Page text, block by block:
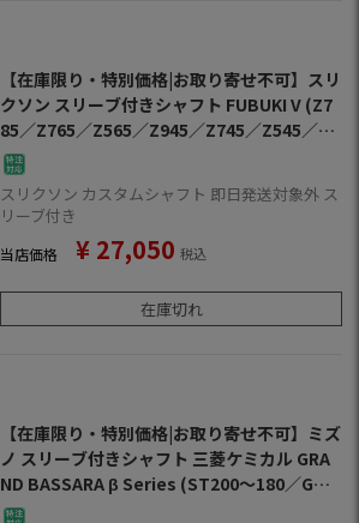
【在庫限り・特別価格|お取り寄せ不可】スリ
クソン スリーブ付きシャフト FUBUKI V (Z7
85／Z765／Z565／Z945／Z745／Z545／Z9
25／Z725／Z525／ZF45)
スリクソン カスタムシャフト 即日発送対象外 ス
リーブ付き
当店価格 ¥ 27,050 税込
在庫切れ
【在庫限り・特別価格|お取り寄せ不可】ミズ
ノ スリーブ付きシャフト 三菱ケミカル GRA
ND BASSARA β Series (ST200～180／GT1
80／MizunoPro／MP／JPX900／JPX850)